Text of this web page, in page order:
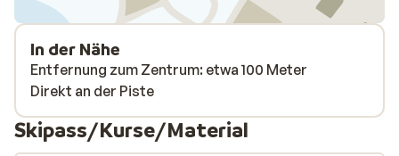
In der Nähe
Entfernung zum Zentrum: etwa 100 Meter
Direkt an der Piste
Skipass/Kurse/Material